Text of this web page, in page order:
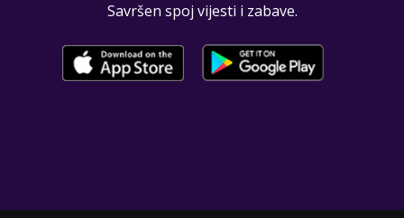
Savršen spoj vijesti i zabave.